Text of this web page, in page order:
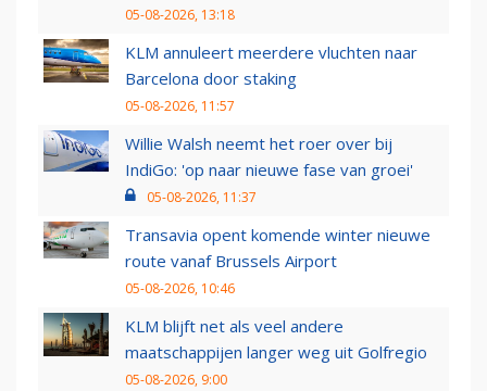
05-08-2026, 13:18
KLM annuleert meerdere vluchten naar
Barcelona door staking
05-08-2026, 11:57
Willie Walsh neemt het roer over bij
IndiGo: 'op naar nieuwe fase van groei'
05-08-2026, 11:37
Transavia opent komende winter nieuwe
route vanaf Brussels Airport
05-08-2026, 10:46
KLM blijft net als veel andere
maatschappijen langer weg uit Golfregio
05-08-2026, 9:00